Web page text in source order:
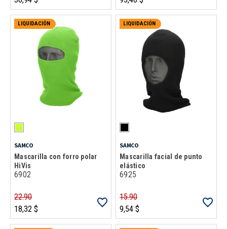
LIQUIDACIÓN
SAMCO
Mascarilla con forro polar
HiVis
6902
22.90
18,32 $
LIQUIDACIÓN
SAMCO
Mascarilla facial de punto
elástico
6925
15.90
9,54 $